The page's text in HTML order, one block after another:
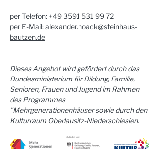
per Telefon: +49 3591 531 99 72
per E-Mail: alexander.noack@steinhaus-
bautzen.de
Dieses Angebot wird gefördert durch das
Bundesministerium für Bildung, Familie,
Senioren, Frauen und Jugend im Rahmen
des Programmes
"Mehrgenerationenhäuser sowie durch den
Kulturraum Oberlausitz-Niederschlesien.